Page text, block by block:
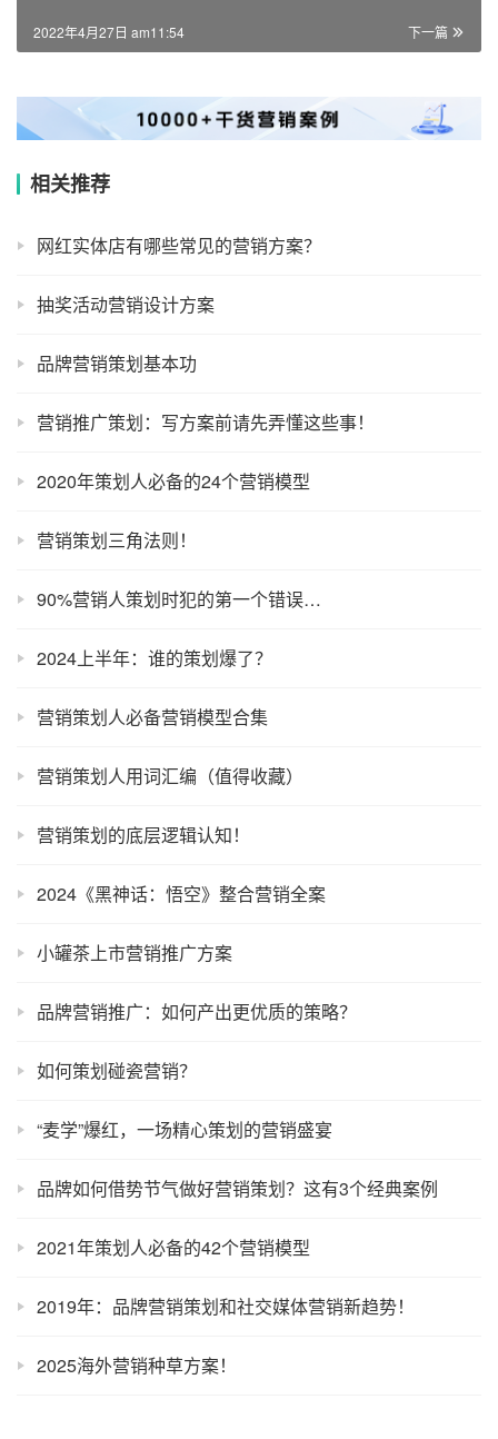
下一篇
2022年4月27日 am11:54
相关推荐
网红实体店有哪些常见的营销方案？
抽奖活动营销设计方案
品牌营销策划基本功
营销推广策划：写方案前请先弄懂这些事！
2020年策划人必备的24个营销模型
营销策划三角法则！
90%营销人策划时犯的第一个错误…
2024上半年：谁的策划爆了？
营销策划人必备营销模型合集
营销策划人用词汇编（值得收藏）
营销策划的底层逻辑认知！
2024《黑神话：悟空》整合营销全案
小罐茶上市营销推广方案
品牌营销推广：如何产出更优质的策略？
如何策划碰瓷营销？
“麦学”爆红，一场精心策划的营销盛宴
品牌如何借势节气做好营销策划？这有3个经典案例
2021年策划人必备的42个营销模型
2019年：品牌营销策划和社交媒体营销新趋势！
2025海外营销种草方案！